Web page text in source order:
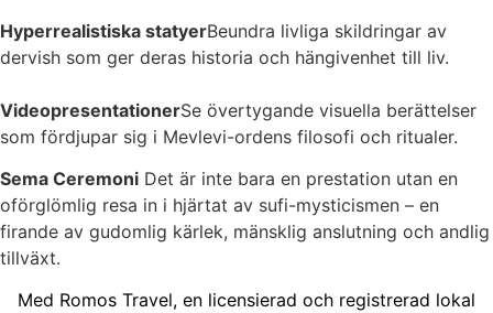
Hyperrealistiska statyerBeundra livliga skildringar av
dervish som ger deras historia och hängivenhet till liv.
VideopresentationerSe övertygande visuella berättelser
som fördjupar sig i Mevlevi-ordens filosofi och ritualer.
Sema Ceremoni Det är inte bara en prestation utan en
oförglömlig resa in i hjärtat av sufi-mysticismen – en
firande av gudomlig kärlek, mänsklig anslutning och andlig
tillväxt.
Med Romos Travel, en licensierad och registrerad lokal